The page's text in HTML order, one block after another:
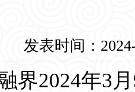
发表时间：
界2024年3